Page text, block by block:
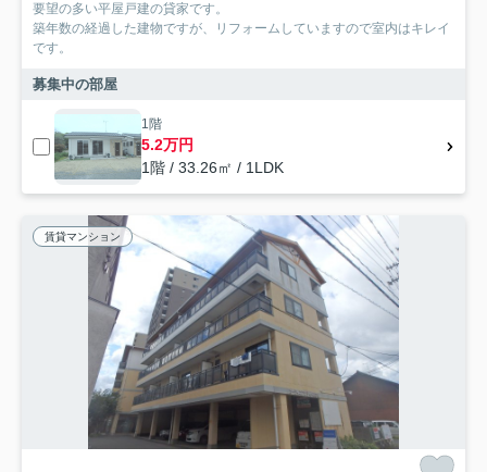
要望の多い平屋戸建の貸家です。
築年数の経過した建物ですが、リフォームしていますので室内はキレイ
です。
募集中の部屋
1階
5.2万円
1階 / 33.26㎡ / 1LDK
賃貸マンション